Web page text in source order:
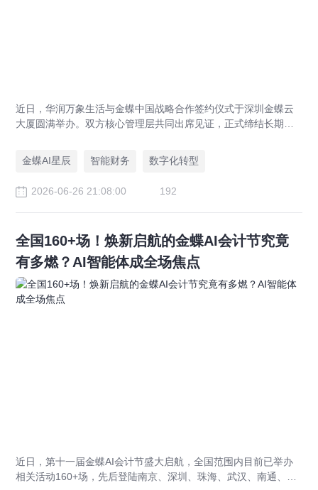
近日，华润万象生活与金蝶中国战略合作签约仪式于深圳金蝶云
大厦圆满举办。双方核心管理层共同出席见证，正式缔结长期战
享”为原则构建长期共赢的数智生态，打造财务数智化转型行业最
佳实践和世界一流财务管理体系。
金蝶AI星辰 智能财务 数字化转型
2026-06-26 21:08:00 192
全国160+场！焕新启航的金蝶AI会计节究竟
有多燃？AI智能体成全场焦点
近日，第十一届金蝶AI会计节盛大启航，全国范围内目前已举办
相关活动160+场，先后登陆南京、深圳、珠海、武汉、南通、长